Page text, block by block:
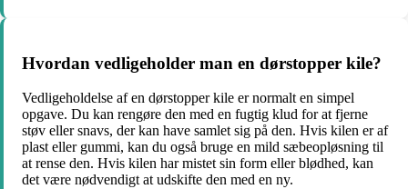
Hvordan vedligeholder man en dørstopper kile?
Vedligeholdelse af en dørstopper kile er normalt en simpel
opgave. Du kan rengøre den med en fugtig klud for at fjerne
støv eller snavs, der kan have samlet sig på den. Hvis kilen er af
plast eller gummi, kan du også bruge en mild sæbeopløsning til
at rense den. Hvis kilen har mistet sin form eller blødhed, kan
det være nødvendigt at udskifte den med en ny.